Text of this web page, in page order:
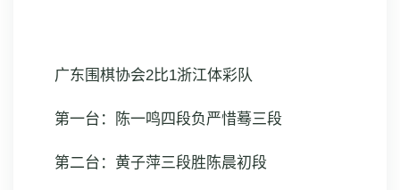
广东围棋协会2比1浙江体彩队
第一台：陈一鸣四段负严惜蓦三段
第二台：黄子萍三段胜陈晨初段